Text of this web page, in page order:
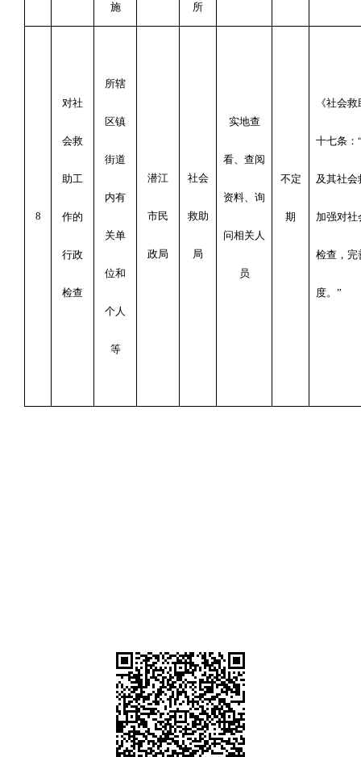
施 所
8
对社
会救
助工
作的
行政
检查
所辖
区镇
街道
内有
关单
位和
个人
等
潜江
市民
政局
社会
救助
局
实地查
看、查阅
资料、询
问相关人
员
不定
期
《社会
十七条：
及其社会
加强对社
检查，完
度。”